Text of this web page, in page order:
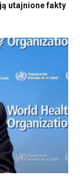
utajnione fakty